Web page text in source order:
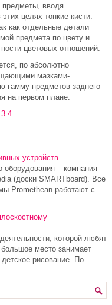
предметы, вводя
целях тонкие кисти.
как отдельные детали
предмета по цвету и
цветовых отношений.
по абсолютно
мазками-
гамму предметов заднего
на первом плане.
3 4
устройств
оборудования – компания
(доски SMARTboard). Все
Promethean работают с
которой любят
место занимает
детское рисование. По